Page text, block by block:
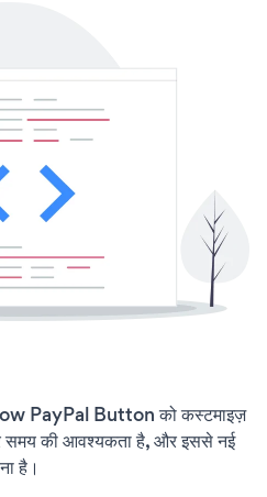
PayPal Button को कस्टमाइज़
की आवश्यकता है, और इससे नई
है।